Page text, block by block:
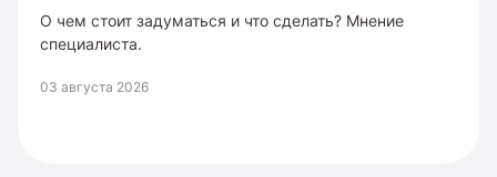
О чем стоит задуматься и что сделать? Мнение
специалиста.
03 августа 2026